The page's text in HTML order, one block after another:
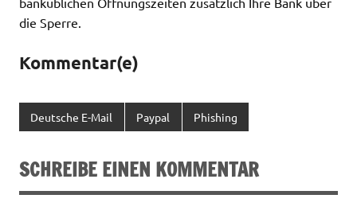
die Sperre.
Kommentar(e)
Deutsche E-Mail Paypal Phishing
SCHREIBE EINEN KOMMENTAR